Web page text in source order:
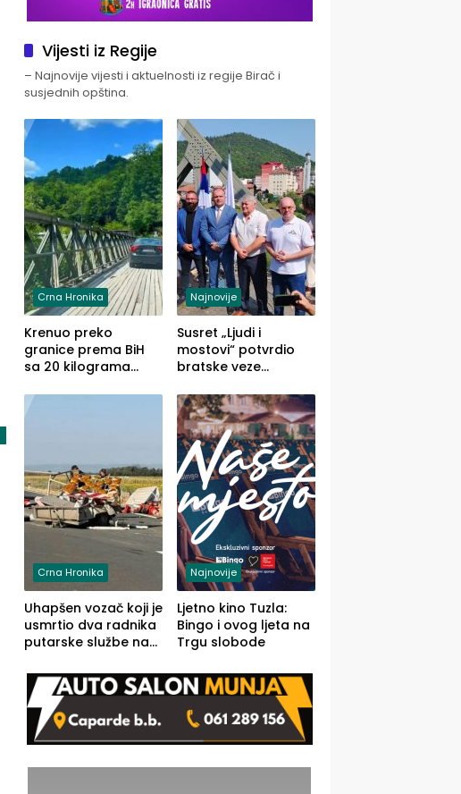
Vijesti iz Regije
– Najnovije vijesti i aktuelnosti iz regije Birač i
susjednih opština.
Crna Hronika
Krenuo preko
granice prema BiH
sa 20 kilograma
u automobilu
Najnovije
Susret „Ljudi i
mostovi“ potvrdio
bratske veze
Zvornika
Crna Hronika
Uhapšen vozač koji je
usmrtio dva radnika
putarske službe na
prema Šapcu
(FOTO)
Najnovije
Ljetno kino Tuzla:
Bingo i ovog ljeta na
Trgu slobode